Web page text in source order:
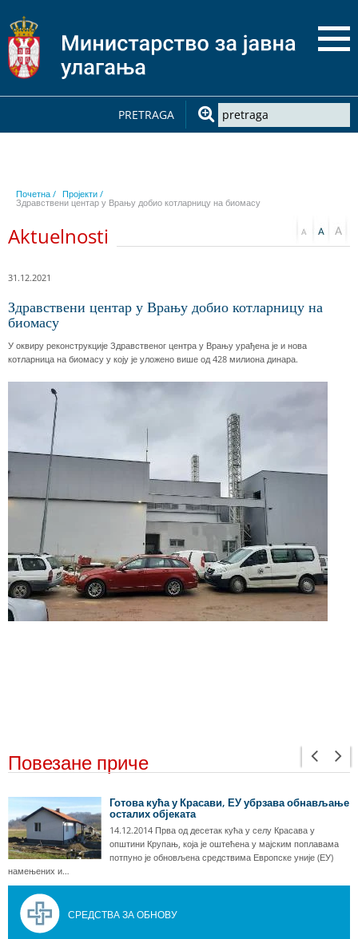
PRETRAGA
Почетна / Пројекти /
Здравствени центар у Врању добио котларницу на биомасу
Aktuelnosti
31.12.2021
Здравствени центар у Врању добио котларницу на
биомасу
У оквиру реконструкције Здравственог центра у Врању урађена је и нова
котларница на биомасу у коју је уложено више од 428 милиона динара.
Повезане приче
Готова кућа у Красави, ЕУ убрзава обнављање
осталих објеката
14.12.2014 Прва од десетак кућа у селу Красава у
општини Крупањ, која је оштећена у мајским поплавама
потпуно је обновљена средствима Европске уније (ЕУ)
намењених и…
СРЕДСТВА ЗА ОБНОВУ